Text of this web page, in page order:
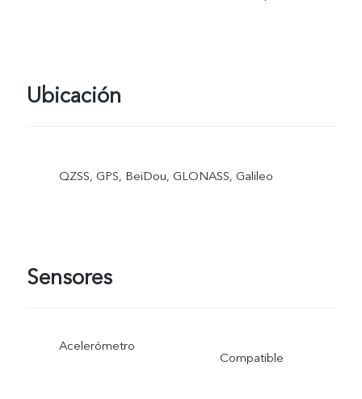
Ubicación
QZSS, GPS, BeiDou, GLONASS, Galileo
Sensores
Acelerómetro
Compatible